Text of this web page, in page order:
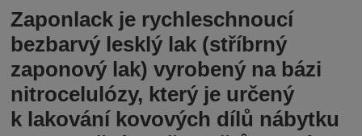
Zaponlack je rychleschnoucí
bezbarvý lesklý lak (stříbrný
zaponový lak) vyrobený na bázi
nitrocelulózy, který je určený
k lakování kovových dílů nábytku